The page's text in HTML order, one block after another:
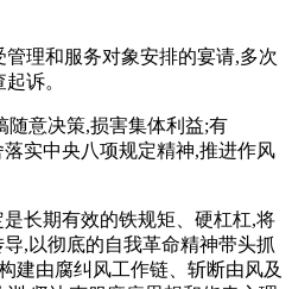
理和服务对象安排的宴请,多次
诉。
随意决策,损害集体利益;有
实中央八项规定精神,推进作风
长期有效的铁规矩、硬杠杠,将
,以彻底的自我革命精神带头抓
建由腐纠风工作链、斩断由风及